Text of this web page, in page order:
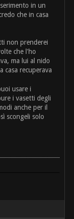
in un
che in casa
non prenderei
che l'ho
ma lui al nido
casa recuperava
usare i
i vasetti degli
anche per il
scongeli solo